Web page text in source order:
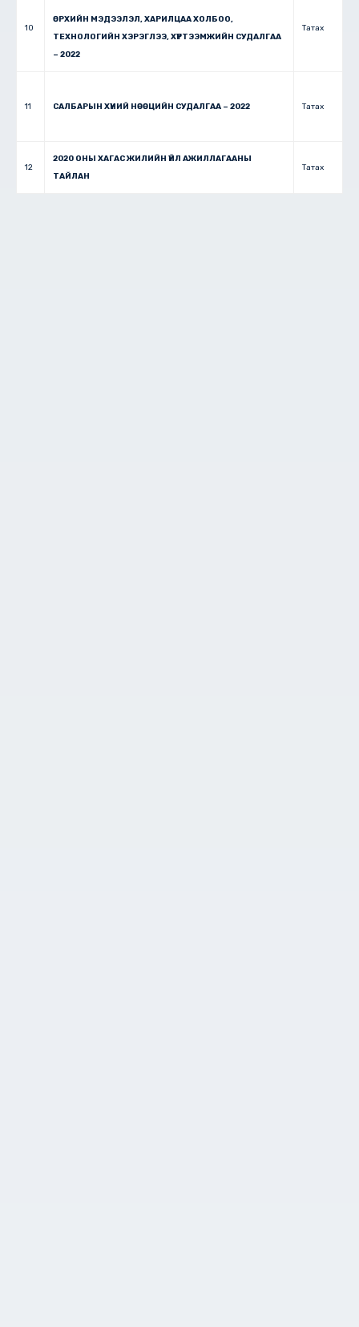
10
ӨРХИЙН МЭДЭЭЛЭЛ, ХАРИЛЦАА ХОЛБОО,
ТЕХНОЛОГИЙН ХЭРЭГЛЭЭ, ХҮРТЭЭМЖИЙН СУДАЛГАА
– 2022
Татах
11 САЛБАРЫН ХҮНИЙ НӨӨЦИЙН СУДАЛГАА – 2022 Татах
12
2020 ОНЫ ХАГАС ЖИЛИЙН ҮЙЛ АЖИЛЛАГААНЫ
ТАЙЛАН
Татах